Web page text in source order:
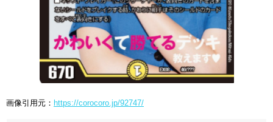
画像引用元： https://corocoro.jp/92747/